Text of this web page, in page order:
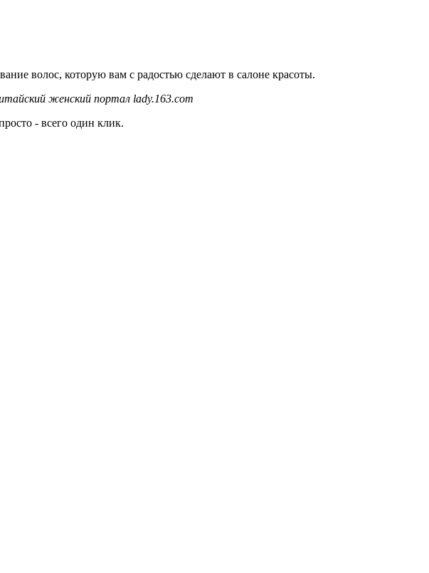
волос, которую вам с радостью сделают в салоне красоты.
женский портал lady.163.com
- всего один клик.